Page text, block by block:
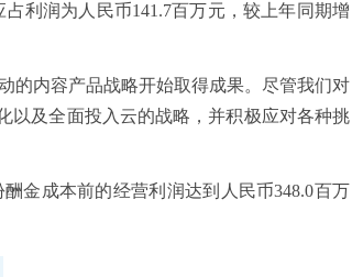
利润为人民币141.7百万元，较上年同期增
内容产品战略开始取得成果。尽管我们对
以及全面投入云的战略，并积极应对各种挑
金成本前的经营利润达到人民币348.0百万